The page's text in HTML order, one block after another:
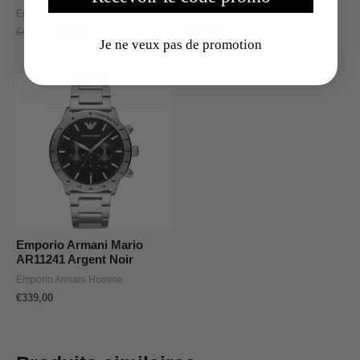
Emporio Armani Homme
€409,00
Emporio Armani Homme
Emporio Armani Mario
AR11241 Argent Noir
Emporio Armani Homme
€339,00
Je ne veux pas de promotion